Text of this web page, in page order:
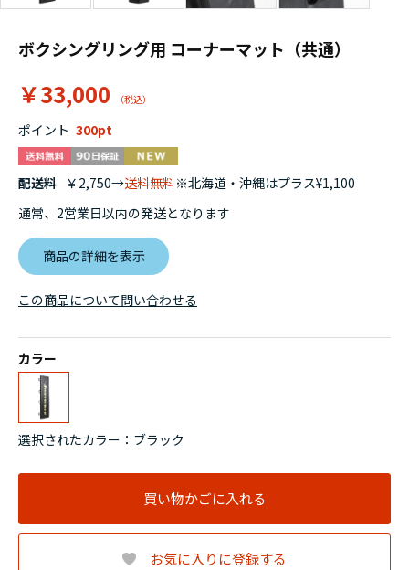
ボクシングリング用 コーナーマット（共通）
￥33,000
ポイント 300
配送料 ￥2,750→送料無料※北海道・沖縄はプラス¥1,100
通常、2営業日以内の発送となります
商品の詳細を表示
カラー
選択されたカラー：ブラック
買い物かごに入れる
お気に入りに登録する
この商品について問い合わせる